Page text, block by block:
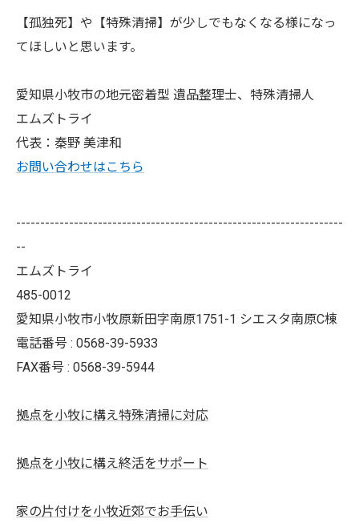
【孤独死】や【特殊清掃】が少しでもなくなる様になっ
てほしいと思います。
愛知県小牧市の地元密着型 遺品整理士、特殊清掃人
エムズトライ
代表：秦野 美津和
お問い合わせはこちら
--------------------------------------------------------------------
--
エムズトライ
485-0012
愛知県小牧市小牧原新田字南原1751-1 シエスタ南原C棟
電話番号 : 0568-39-5933
FAX番号 : 0568-39-5944
拠点を小牧に構え特殊清掃に対応
拠点を小牧に構え終活をサポート
家の片付けを小牧近郊でお手伝い